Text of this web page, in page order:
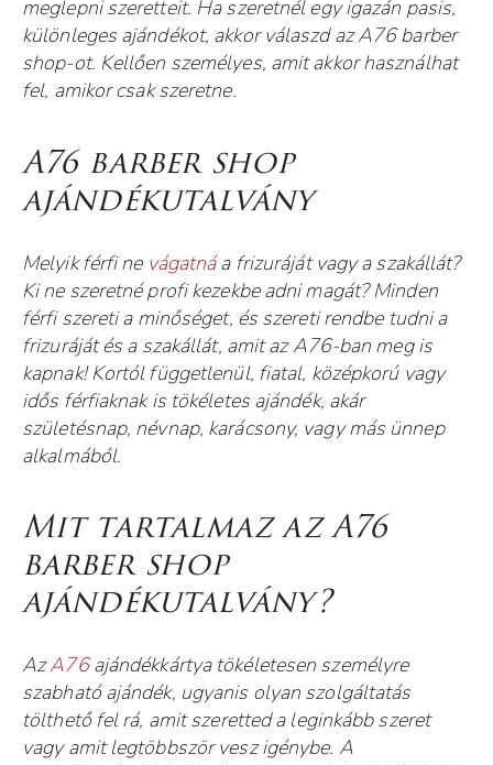
ÁRLISTA
CÍMÜNK
BORBÉLY KÉPZÉS
FOGLALÁS
ENGLISH
meglepni szeretteit. Ha szeretnél egy igazán pasis,
különleges ajándékot, akkor válaszd az A76 barber
shop-ot. Kellően személyes, amit akkor használhat
fel, amikor csak szeretne.
A76 barber shop
ajándékutalvány
Melyik férfi ne vágatnáa frizuráját vagy a szakállát?
Ki ne szeretné profi kezekbe adni magát? Minden
férfi szereti a minőséget, és szereti rendbe tudni a
frizuráját és a szakállát, amit az A76-ban meg is
kapnak! Kortól függetlenül, fiatal, középkorú vagy
idős férfiaknak is tökéletes ajándék, akár
születésnap, névnap, karácsony, vagy más ünnep
alkalmából.
Mit tartalmaz az A76
barber shop
ajándékutalvány?
AzA76ajándékkártya tökéletesen személyre
szabható ajándék, ugyanis olyan szolgáltatás
tölthető fel rá, amit szeretted a leginkább szeret
vagy amit legtöbbször vesz igénybe. A